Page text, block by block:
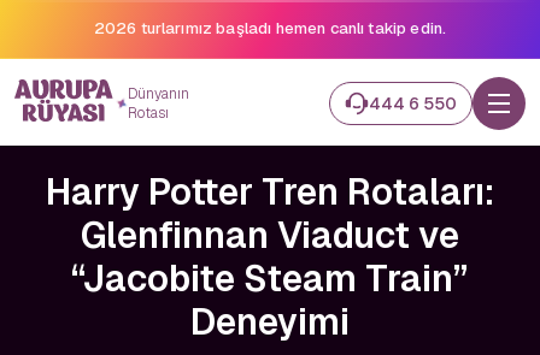
2026 turlarımız başladı hemen canlı takip edin.
Dünyanın
Rotası
444 6 550
Harry Potter Tren Rotaları:
Glenfinnan Viaduct ve
“Jacobite Steam Train”
Deneyimi